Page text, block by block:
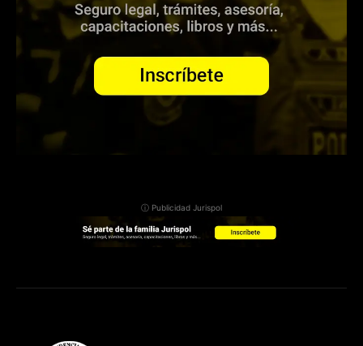
ⓘ Publicidad Jurispol